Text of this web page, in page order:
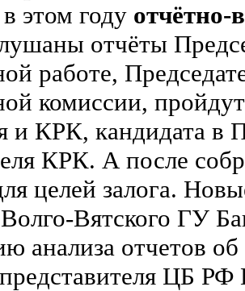
этом году отчётно-
отчёты
работе,
комиссии,
и КРК, кандидата в
КРК. А после
целей залога.
Вятского ГУ
анализа отчетов об
ЦБ